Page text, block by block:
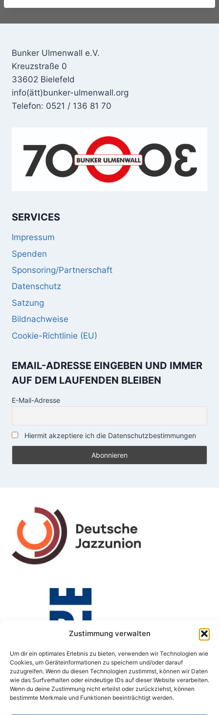
Zustimmung verwalten
Um dir ein optimales Erlebnis zu bieten, verwenden wir Technologien wie
Cookies, um Geräteinformationen zu speichern und/oder darauf
zuzugreifen. Wenn du diesen Technologien zustimmst, können wir Daten
wie das Surfverhalten oder eindeutige IDs auf dieser Website verarbeiten.
Wenn du deine Zustimmung nicht erteilst oder zurückziehst, können
bestimmte Merkmale und Funktionen beeinträchtigt werden.
Bunker Ulmenwall e.V.
Kreuzstraße 0
33602 Bielefeld
info(ätt)bunker-ulmenwall.org
Telefon: 0521 / 136 81 70
SERVICES
Impressum
Spenden
Sponsoring/Partnerschaft
Datenschutz
Satzung
Bildnachweise
Cookie-Richtlinie (EU)
EMAIL-ADRESSE EINGEBEN UND IMMER
AUF DEM LAUFENDEN BLEIBEN
E-Mail-Adresse
Hiermit akzeptiere ich die Datenschutzbestimmungen